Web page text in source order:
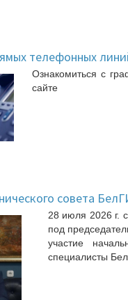
телефонных
Ознакомиться с
сайте
совета
28 июля 2026 г.
под
участие
специалисты